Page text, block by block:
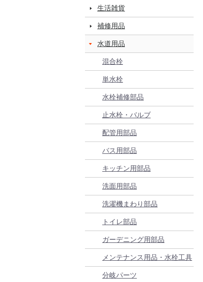
生活雑貨
補修用品
水道用品
混合栓
単水栓
水栓補修部品
止水栓・バルブ
配管用部品
バス用部品
キッチン用部品
洗面用部品
洗濯機まわり部品
トイレ部品
ガーデニング用部品
メンテナンス用品・水栓工具
分岐パーツ